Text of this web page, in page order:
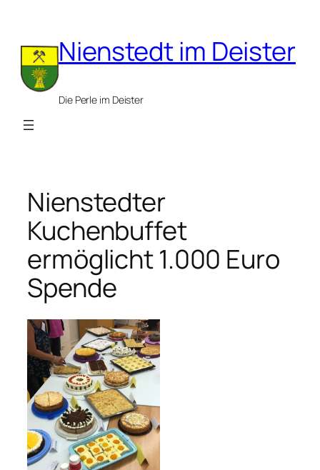
springenNienstedt im Deister
Die Perle im Deister
Nienstedter
Kuchenbuffet
ermöglicht 1.000 Euro
Spende